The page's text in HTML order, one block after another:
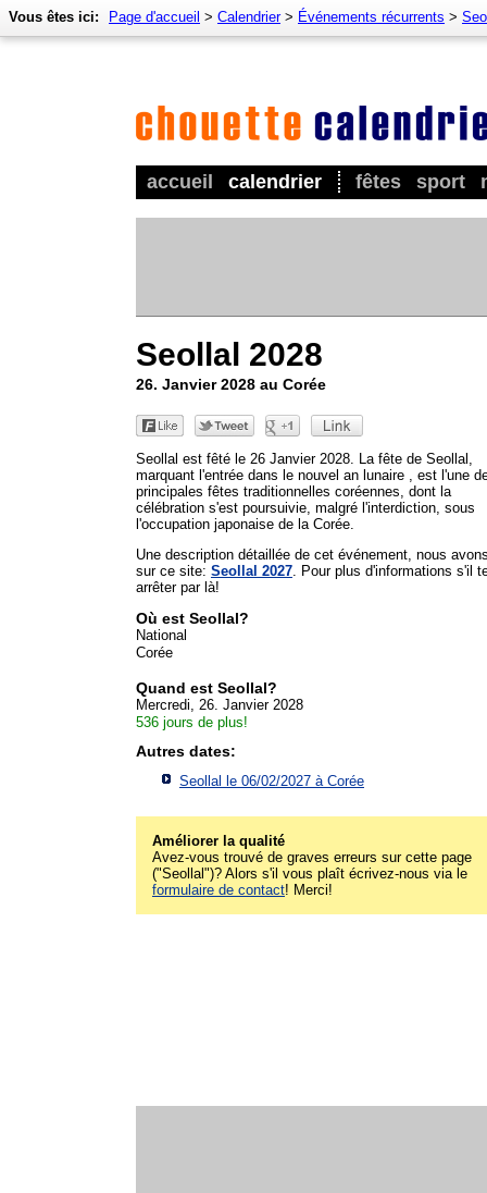
accueil calendrier fêtes sport
Vous êtes ici: Page d'accueil > Calendrier> Événements récurrents >
Seollal 2028
26. Janvier 2028 au Corée
Seollal est fêté le 26 Janvier 2028. La fête de Seollal,
marquant l'entrée dans le nouvel an lunaire , est l'une
principales fêtes traditionnelles coréennes, dont la
célébration s'est poursuivie, malgré l'interdiction, sous
l'occupation japonaise de la Corée.
Une description détaillée de cet événement, nous
sur ce site: Seollal 2027 . Pour plus d'informations s'il
arrêter par là!
Où est Seollal?
National
Corée
Quand est Seollal?
Mercredi, 26. Janvier 2028
536 jours de plus!
Autres dates:
Seollal le 06/02/2027 à Corée
Améliorer la qualité
Avez-vous trouvé de graves erreurs sur cette page
("Seollal")? Alors s'il vous plaît écrivez-nous via le
formulaire de contact! Merci!